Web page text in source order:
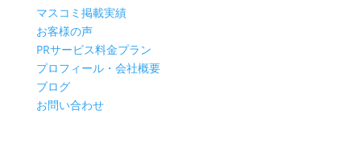
マスコミ掲載実績
お客様の声
PRサービス料金プラン
プロフィール・会社概要
ブログ
お問い合わせ